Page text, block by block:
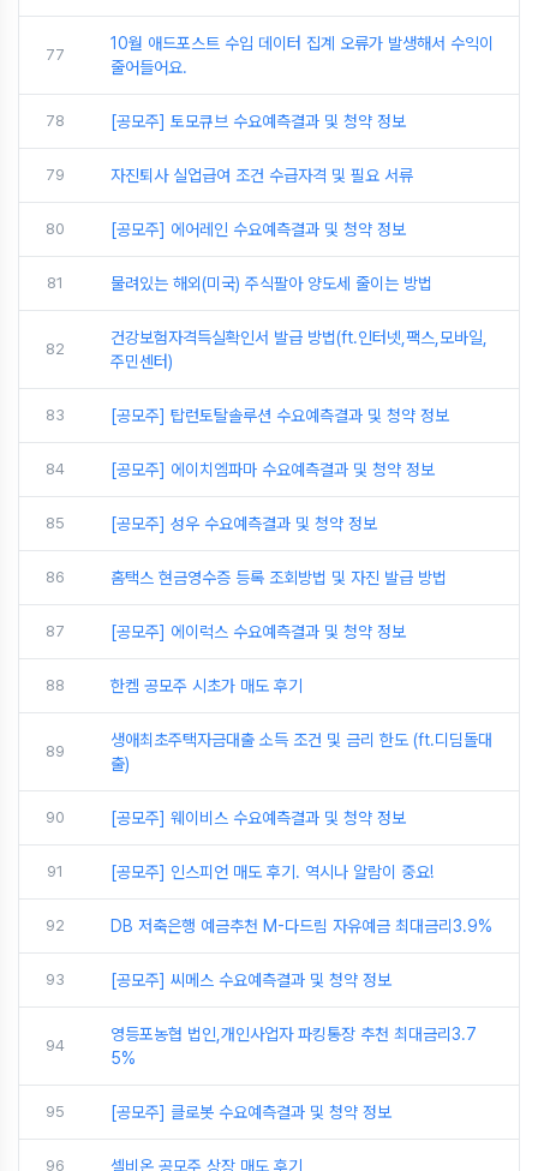
77
10월 애드포스트 수입 데이터 집계 오류가 발생해서 수익이
줄어들어요.
78 [공모주] 토모큐브 수요예측결과 및 청약 정보
79 자진퇴사 실업급여 조건 수급자격 및 필요 서류
80 [공모주] 에어레인 수요예측결과 및 청약 정보
81 물려있는 해외(미국) 주식팔아 양도세 줄이는 방법
82
건강보험자격득실확인서 발급 방법(ft.인터넷,팩스,모바일,
주민센터)
83 [공모주] 탑런토탈솔루션 수요예측결과 및 청약 정보
84 [공모주] 에이치엠파마 수요예측결과 및 청약 정보
85 [공모주] 성우 수요예측결과 및 청약 정보
86 홈택스 현금영수증 등록 조회방법 및 자진 발급 방법
87 [공모주] 에이럭스 수요예측결과 및 청약 정보
88 한켐 공모주 시초가 매도 후기
89
생애최초주택자금대출 소득 조건 및 금리 한도 (ft.디딤돌대
출)
90 [공모주] 웨이비스 수요예측결과 및 청약 정보
91 [공모주] 인스피언 매도 후기. 역시나 알람이 중요!
92 DB 저축은행 예금추천 M-다드림 자유예금 최대금리3.9%
93 [공모주] 씨메스 수요예측결과 및 청약 정보
94
영등포농협 법인,개인사업자 파킹통장 추천 최대금리3.7
5%
95 [공모주] 클로봇 수요예측결과 및 청약 정보
96 셀비온 공모주 상장 매도 후기